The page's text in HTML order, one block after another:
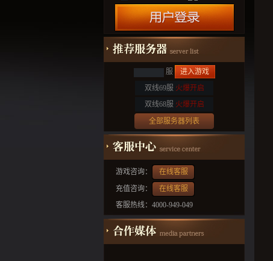
服
进入游戏
双线69服 火爆开启
双线68服 火爆开启
全部服务器列表
游戏咨询：
在线客服
充值咨询：
在线客服
客服热线：4000-949-049